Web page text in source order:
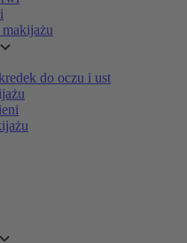
do oczu i ust